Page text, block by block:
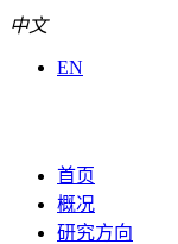
中文
EN
首页
概况
研究方向